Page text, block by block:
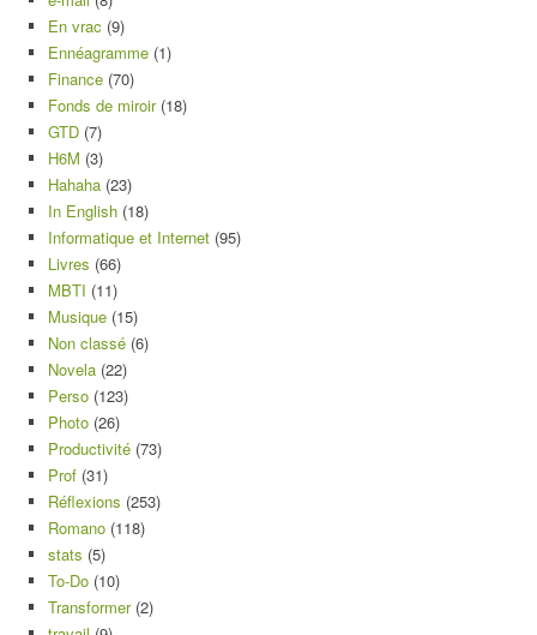
En vrac (9)
Ennéagramme (1)
Finance (70)
Fonds de miroir(18)
GTD (7)
H6M (3)
Hahaha (23)
In English (18)
Informatique et Internet (95)
Livres (66)
MBTI (11)
Musique (15)
Non classé (6)
Novela (22)
Perso (123)
Photo (26)
Productivité (73)
Prof (31)
Réflexions (253)
Romano (118)
stats (5)
To-Do (10)
Transformer(2)